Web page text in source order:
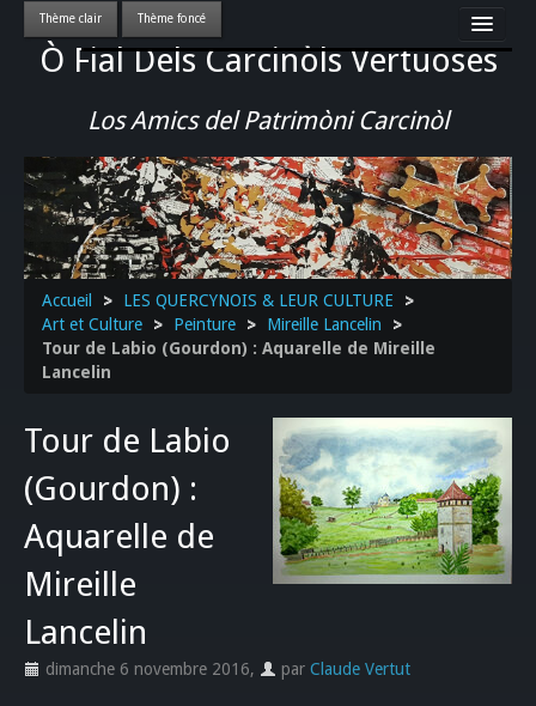
Ò Fial Dels Carcinòls Vertuoses
Los Amics del Patrimòni Carcinòl
Accueil
LES QUERCYNOIS & LEUR CULTURE
PATRIMOINE
GASTRONOMIE
ACTUALITE-CULTURE-EVENEMENTS LOCAUX
>>
Accueil > LES QUERCYNOIS & LEUR CULTURE
>
Art et Culture
> Peinture > Mireille Lancelin
>
Tour de Labio (Gourdon) : Aquarelle de Mireille
Lancelin
Tour de Labio
(Gourdon) :
Aquarelle de
Mireille
Lancelin
dimanche 6 novembre 2016, par Claude Vertut